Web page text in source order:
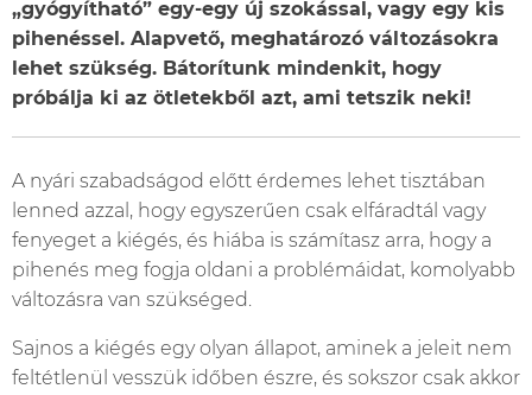
„gyógyítható” egy-egy új szokással, vagy egy kis
pihenéssel. Alapvető, meghatározó változásokra
lehet szükség. Bátorítunk mindenkit, hogy
próbálja ki az ötletekből azt, ami tetszik neki!
A nyári szabadságod előtt érdemes lehet tisztában
lenned azzal, hogy egyszerűen csak elfáradtál vagy
fenyeget a kiégés, és hiába is számítasz arra, hogy a
pihenés meg fogja oldani a problémáidat, komolyabb
változásra van szükséged.
Sajnos a kiégés egy olyan állapot, aminek a jeleit nem
feltétlenül vesszük időben észre, és sokszor csak akkor